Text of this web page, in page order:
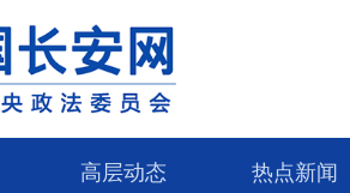
高层动态 热点新闻